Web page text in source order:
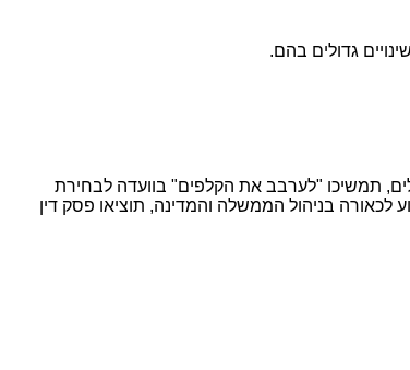
גדולים בהם.
100, תמשיכו לא להתייחס לזעקת ההורים השכולים, תמשיכו "לערבב את הקלפים" בוועדה לבחירת
בניהול הממשלה והמדינה, תוציאו פסק דין